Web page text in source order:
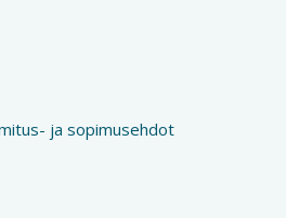
ja sopimusehdot